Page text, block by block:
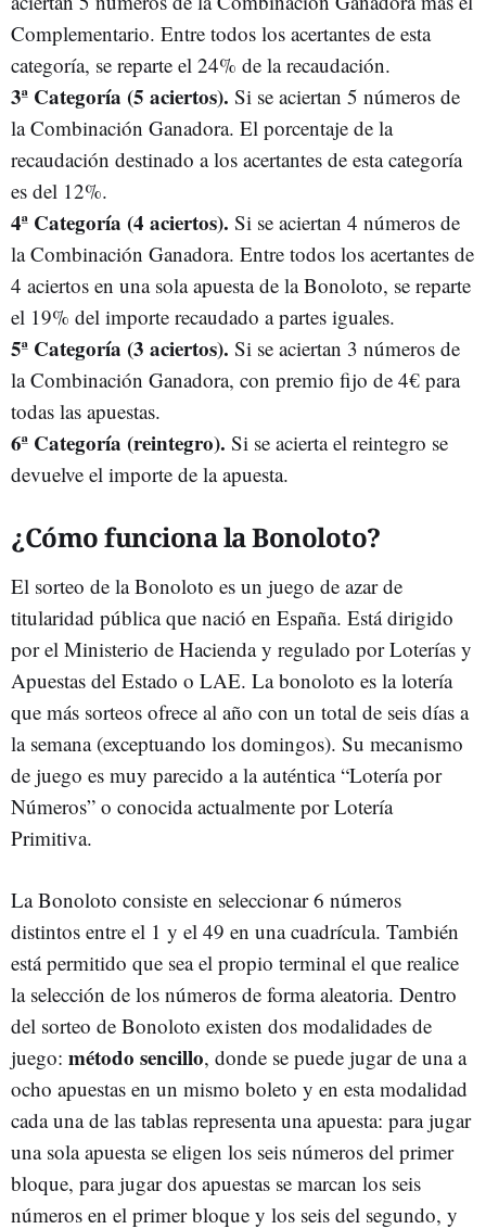
Complementario. Entre todos los acertantes de esta
categoría, se reparte el 24% de la recaudación.
3ª Categoría (5 aciertos). Si se aciertan 5 números de
la Combinación Ganadora. El porcentaje de la
recaudación destinado a los acertantes de esta categoría
es del 12%.
4ª Categoría (4 aciertos). Si se aciertan 4 números de
la Combinación Ganadora. Entre todos los acertantes de
4 aciertos en una sola apuesta de la Bonoloto, se reparte
el 19% del importe recaudado a partes iguales.
5ª Categoría (3 aciertos). Si se aciertan 3 números de
la Combinación Ganadora, con premio fijo de 4€ para
todas las apuestas.
6ª Categoría (reintegro). Si se acierta el reintegro se
devuelve el importe de la apuesta.
¿Cómo funciona la Bonoloto?
El sorteo de la Bonoloto es un juego de azar de
titularidad pública que nació en España. Está dirigido
por el Ministerio de Hacienda y regulado por Loterías y
Apuestas del Estado o LAE. La bonoloto es la lotería
que más sorteos ofrece al año con un total de seis días a
la semana (exceptuando los domingos). Su mecanismo
de juego es muy parecido a la auténtica “Lotería por
Números” o conocida actualmente por Lotería
Primitiva.
La Bonoloto consiste en seleccionar 6 números
distintos entre el 1 y el 49 en una cuadrícula. También
está permitido que sea el propio terminal el que realice
la selección de los números de forma aleatoria. Dentro
del sorteo de Bonoloto existen dos modalidades de
juego: método sencillo, donde se puede jugar de una a
ocho apuestas en un mismo boleto y en esta modalidad
cada una de las tablas representa una apuesta: para jugar
una sola apuesta se eligen los seis números del primer
bloque, para jugar dos apuestas se marcan los seis
números en el primer bloque y los seis del segundo, y